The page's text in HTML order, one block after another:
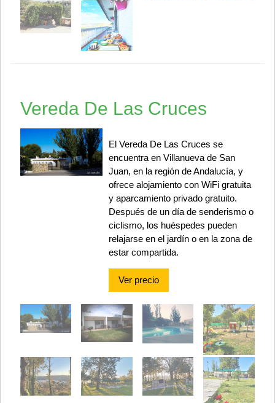
Vereda De Las Cruces
El Vereda De Las Cruces se
encuentra en Villanueva de San
Juan, en la región de Andalucía, y
ofrece alojamiento con WiFi gratuita
y aparcamiento privado gratuito.
Después de un día de senderismo o
ciclismo, los huéspedes pueden
relajarse en el jardín o en la zona de
estar compartida.
Ver precio